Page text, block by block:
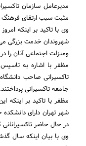
مدیرعامل سازمان
مثبت سبب ارتقای فرهنگ
وی با تاکید بر اینکه
شهروندان خدمت بزرگی می
ومنزلت اجتماعی آنان را
مظفر با اشاره به
تاکسیرانی صاحب
جامعه تاکسیرانی پرداختند.
مظفر با تاکید بر اینکه
شهر تهران دارای
در حال حاضر